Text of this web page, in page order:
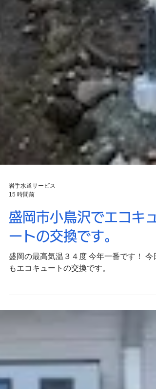
15 時間前
盛岡市小鳥沢でエコキュ
ートの交換です。
盛岡の最高気温３４度 今年一番です！ 今